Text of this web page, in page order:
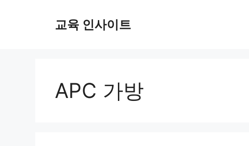
교육 인사이트
APC 가방